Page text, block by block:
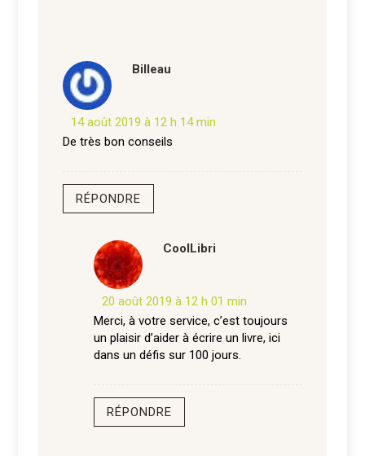
Billeau
14 août 2019 à 12 h 14 min
De très bon conseils
RÉPONDRE
CoolLibri
20 août 2019 à 12 h 01 min
Merci, à votre service, c’est toujours
un plaisir d’aider à écrire un livre, ici
dans un défis sur 100 jours.
RÉPONDRE